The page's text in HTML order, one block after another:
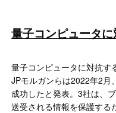
量子コンピュータ
量子コンピュータに対抗す
JPモルガンらは2022年2月
成功したと発表。3社は、
送受される情報を保護する